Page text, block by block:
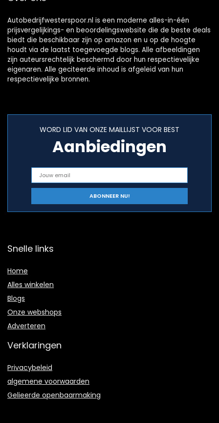
Autobedrijfwesterspoor.nl is een moderne alles-in-één
prijsvergelijkings- en beoordelingswebsite die de beste deals
biedt die beschikbaar zijn op amazon en u op de hoogte
houdt via de laatst toegevoegde blogs. Alle afbeeldingen
zijn auteursrechtelijk beschermd door hun respectievelijke
eigenaren. Alle geciteerde inhoud is afgeleid van hun
respectievelijke bronnen.
WORD LID VAN ONZE MAILLIJST VOOR BEST
Aanbiedingen
Snelle links
Home
Alles winkelen
Blogs
Onze webshops
Adverteren
Verklaringen
Privacybeleid
algemene voorwaarden
Gelieerde openbaarmaking